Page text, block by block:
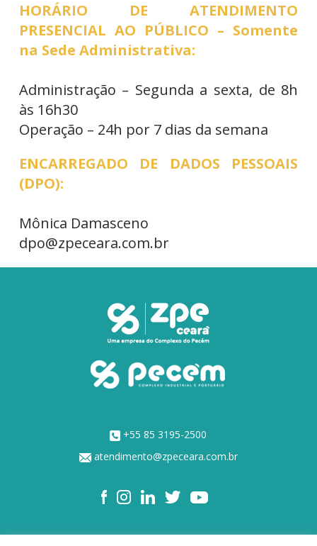
HORÁRIO DE ATENDIMENTO
PRESENCIAL AO PÚBLICO – Somente
na Sede Administrativa:
Administração – Segunda a sexta, de 8h
às 16h30
Operação – 24h por 7 dias da semana
ENCARREGADO DE DADOS PESSOAIS
(DPO):
Mônica Damasceno
dpo@zpeceara.com.br
+55 85 3195-2500
atendimento@zpeceara.com.br
NOSSOS ACIONISTAS